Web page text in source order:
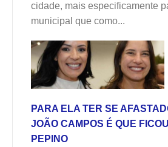
cidade, mais especificamente
municipal que como...
PARA ELA TER SE
JOÃO CAMPOS É QUE
PEPINO